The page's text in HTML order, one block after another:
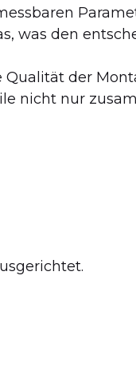
was den
der
nicht nur